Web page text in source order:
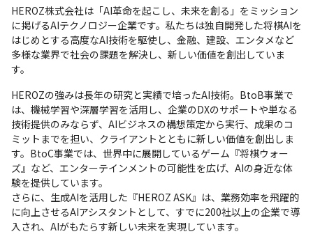
HEROZ株式会社は「AI革命を起こし、未来を創る」をミッション
に掲げるAIテクノロジー企業です。私たちは独自開発した将棋AIを
はじめとする高度なAI技術を駆使し、金融、建設、エンタメなど
多様な業界で社会の課題を解決し、新しい価値を創出していま
す。
HEROZの強みは長年の研究と実績で培ったAI技術。BtoB事業で
は、機械学習や深層学習を活用し、企業のDXのサポートや単なる
技術提供のみならず、AIビジネスの構想策定から実行、成果のコ
ミットまでを担い、クライアントとともに新しい価値を創出しま
す。BtoC事業では、世界中に展開しているゲーム『将棋ウォー
ズ』など、エンターテインメントの可能性を広げ、AIの身近な体
験を提供しています。
さらに、生成AIを活用した『HEROZ ASK』は、業務効率を飛躍的
に向上させるAIアシスタントとして、すでに200社以上の企業で導
入され、AIがもたらす新しい未来を実現しています。